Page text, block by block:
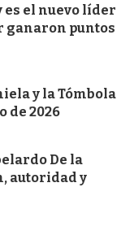
es el nuevo líder
ganaron puntos
y la Tómbola
de 2026
De la
autoridad y